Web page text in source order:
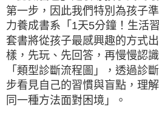
第一步，因此我們特別為孩子
力養成書系「1天5分鐘！生活
套書將從孩子最感興趣的方式
樣，先玩、先回答，再慢慢認
「類型診斷流程圖」，透過診
步看見自己的習慣與盲點，理
同一種方法面對困境」。